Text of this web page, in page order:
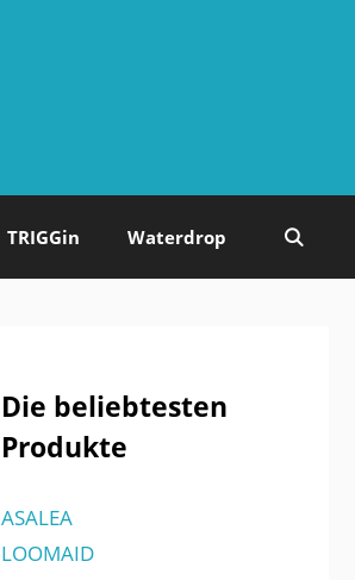
TRIGGin Waterdrop
Die beliebtesten
Produkte
ASALEA
LOOMAID